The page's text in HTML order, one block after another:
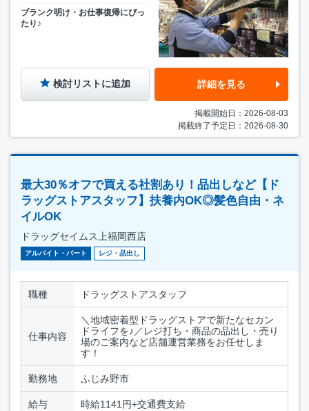
ブランク明け・お仕事復帰にぴっ
たり♪
検討リストに追加 詳細を見る
掲載開始日：2026-08-03
掲載終了予定日：2026-08-30
最大30％オフで買える社割あり！品出しなど【ド
ラッグストアスタッフ】扶養内OK◎髪色自由・ネ
イルOK
ドラッグセイムス上福岡西店
アルバイト・パート レジ・品出し
職種 ドラッグストアスタッフ
仕事内容
＼地域密着型ドラッグストアで新たなセカン
ドライフを♪／レジ打ち・商品の品出し・売り
場のご案内など店舗運営業務をお任せしま
す！
勤務地 ふじみ野市
給与 時給1141円+交通費支給